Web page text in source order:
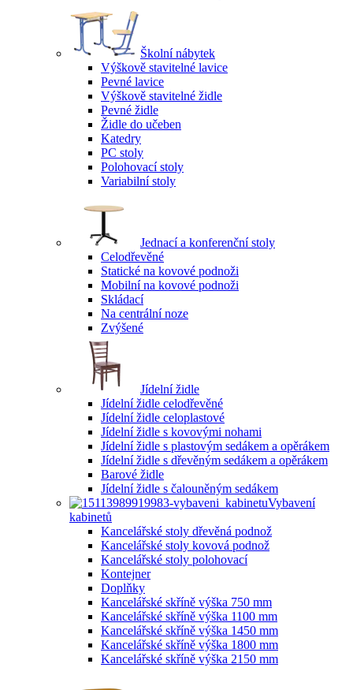
Školní nábytek
Výškově stavitelné lavice
Pevné lavice
Výškově stavitelné židle
Pevné židle
Židle do učeben
Katedry
PC stoly
Polohovací stoly
Variabilní stoly
Jednací a konferenční stoly
Celodřevěné
Statické na kovové podnoži
Mobilní na kovové podnoži
Skládací
Na centrální noze
Zvýšené
Jídelní židle
Jídelní židle celodřevěné
Jídelní židle celoplastové
Jídelní židle s kovovými nohami
Jídelní židle s plastovým sedákem a opěrákem
Jídelní židle s dřevěným sedákem a opěrákem
Barové židle
Jídelní židle s čalouněným sedákem
Vybavení
kabinetů
Kancelářské stoly dřevěná podnož
Kancelářské stoly kovová podnož
Kancelářské stoly polohovací
Kontejner
Doplňky
Kancelářské skříně výška 750 mm
Kancelářské skříně výška 1100 mm
Kancelářské skříně výška 1450 mm
Kancelářské skříně výška 1800 mm
Kancelářské skříně výška 2150 mm